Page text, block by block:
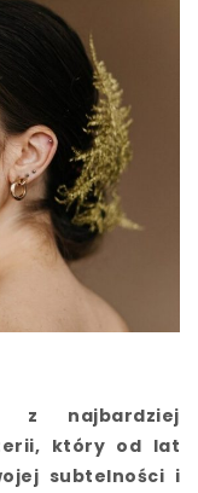
najbardziej
który od lat
subtelności i